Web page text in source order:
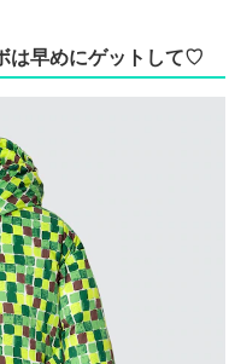
は早めにゲットして♡